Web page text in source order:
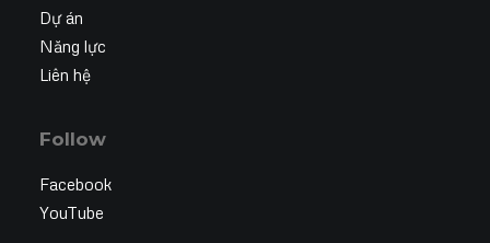
Dự án
Năng lực
Liên hệ
Follow
Facebook
YouTube